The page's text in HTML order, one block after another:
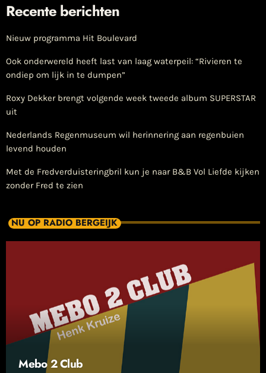
Recente berichten
Nieuw programma Hit Boulevard
Ook onderwereld heeft last van laag waterpeil: “Rivieren te
ondiep om lijk in te dumpen”
Roxy Dekker brengt volgende week tweede album SUPERSTAR
uit
Nederlands Regenmuseum wil herinnering aan regenbuien
levend houden
​Met de Fredverduisteringbril kun je naar B&B Vol Liefde kijken
zonder Fred te zien
NU OP RADIO BERGEIJK
Mebo 2 Club